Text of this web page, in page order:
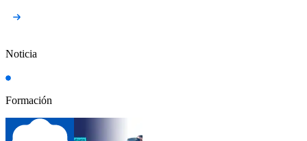
Noticia
Formación